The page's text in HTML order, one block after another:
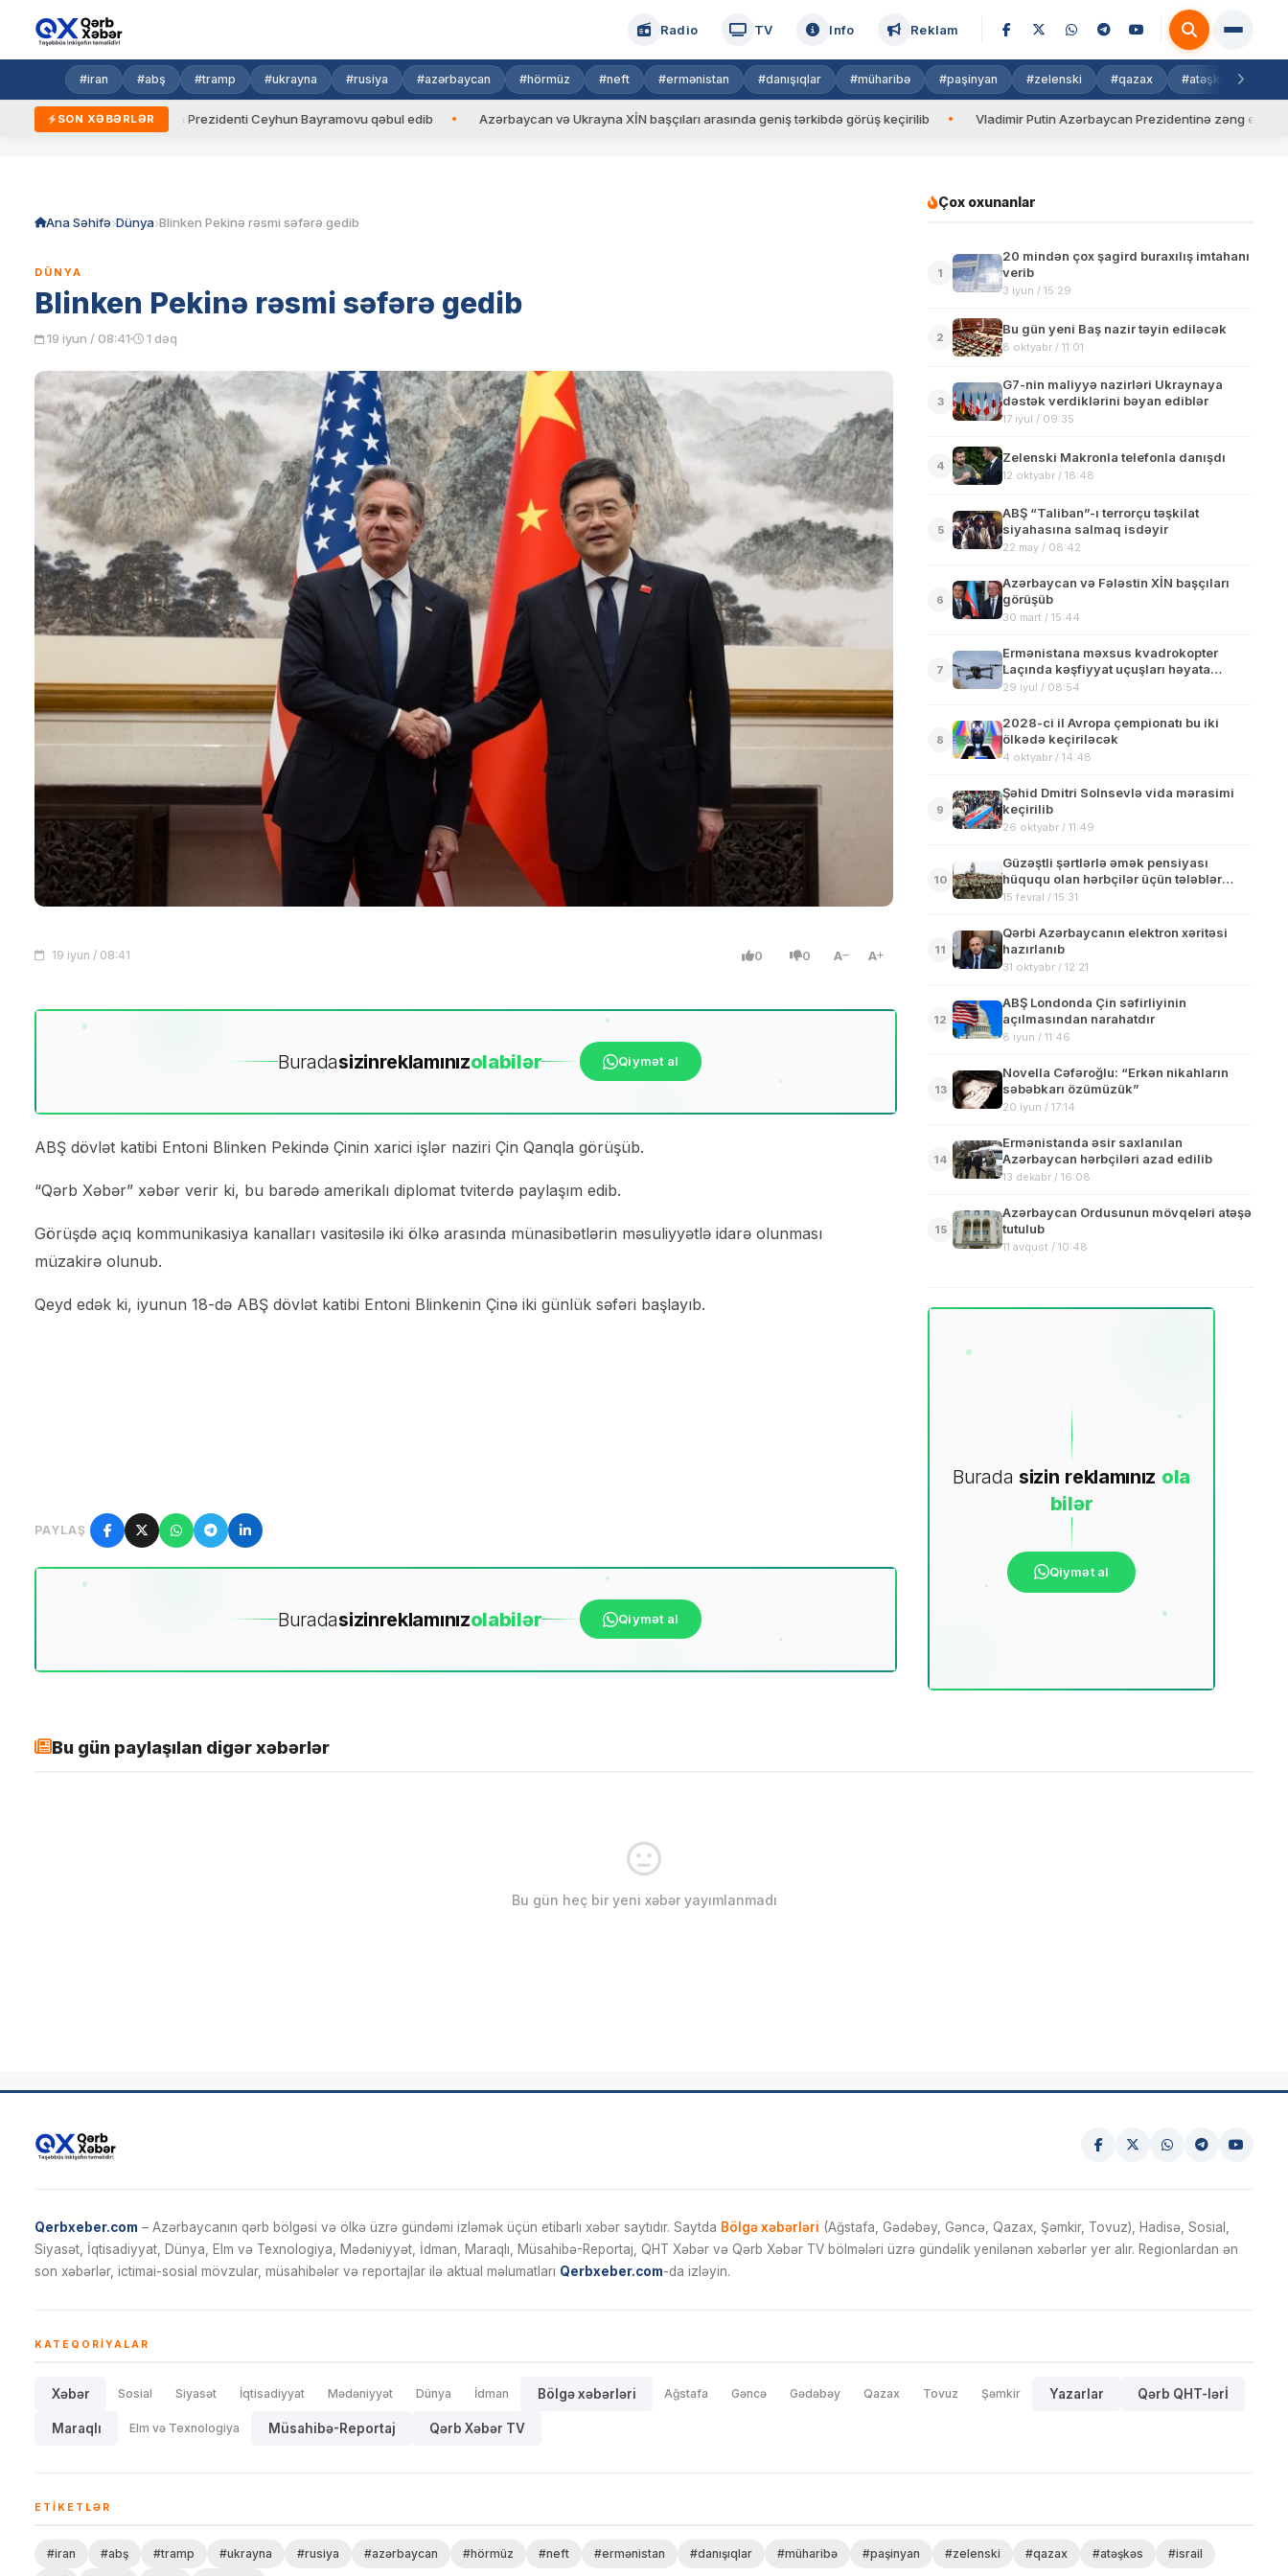
Radio TV Info Reklam
#iran #abş #tramp #ukrayna #rusiya #azərbaycan #hörmüz #neft #ermənistan #danışıqlar #müharibə #paşinyan #zelenski #qazax #atəşkəs
SON XƏBƏRLƏR
Ukrayna Prezidenti Ceyhun Bayramovu qəbul edib Azərbaycan və Ukrayna XİN başçıları arasında geniş tərkibdə görüş keçirilib Vladimir Putin Azərbaycan Prezidentinə zəng edib
Ana Səhifə Dünya Blinken Pekinə rəsmi səfərə gedib
DÜNYA
Blinken Pekinə rəsmi səfərə gedib
19 iyun / 08:41 1 dəq
19 iyun / 08:41 0 0 A A
Buradasizinreklamınızolabilər Qiymət al
ABŞ dövlət katibi Entoni Blinken Pekində Çinin xarici işlər naziri Çin Qanqla görüşüb.
“Qərb Xəbər” xəbər verir ki, bu barədə amerikalı diplomat tviterdə paylaşım edib.
Görüşdə açıq kommunikasiya kanalları vasitəsilə iki ölkə arasında münasibətlərin məsuliyyətlə idarə olunması
müzakirə olunub.
Qeyd edək ki, iyunun 18-də ABŞ dövlət katibi Entoni Blinkenin Çinə iki günlük səfəri başlayıb.
PAYLAŞ
Buradasizinreklamınızolabilər Qiymət al
Çox oxunanlar
1
20 mindən çox şagird buraxılış imtahanı
verib
3 iyun / 15:29
2
Bu gün yeni Baş nazir təyin ediləcək
8 oktyabr / 11:01
3
G7-nin maliyyə nazirləri Ukraynaya
dəstək verdiklərini bəyan ediblər
17 iyul / 09:35
4
Zelenski Makronla telefonla danışdı
12 oktyabr / 18:48
5
ABŞ “Taliban”-ı terrorçu təşkilat
siyahasına salmaq isdəyir
22 may / 08:42
6
Azərbaycan və Fələstin XİN başçıları
görüşüb
30 mart / 15:44
7
Ermənistana məxsus kvadrokopter
Laçında kəşfiyyat uçuşları həyata
keçirməyə cəhd edib
29 iyul / 08:54
8
2028-ci il Avropa çempionatı bu iki
ölkədə keçiriləcək
4 oktyabr / 14:48
9
Şəhid Dmitri Solnsevlə vida mərasimi
keçirilib
26 oktyabr / 11:49
10
Güzəştli şərtlərlə əmək pensiyası
hüququ olan hərbçilər üçün tələblər
dəyişib
15 fevral / 15:31
11
Qərbi Azərbaycanın elektron xəritəsi
hazırlanıb
31 oktyabr / 12:21
12
ABŞ Londonda Çin səfirliyinin
açılmasından narahatdır
8 iyun / 11:46
13
Novella Cəfəroğlu: “Erkən nikahların
səbəbkarı özümüzük”
20 iyun / 17:14
14
Ermənistanda əsir saxlanılan
Azərbaycan hərbçiləri azad edilib
13 dekabr / 16:08
15
Azərbaycan Ordusunun mövqeləri atəşə
tutulub
11 avqust / 10:48
Burada sizin reklamınız ola
bilər
Qiymət al
Bu gün paylaşılan digər xəbərlər
Bu gün heç bir yeni xəbər yayımlanmadı
Qerbxeber.com – Azərbaycanın qərb bölgəsi və ölkə üzrə gündəmi izləmək üçün etibarlı xəbər saytıdır. Saytda Bölgə xəbərləri (Ağstafa, Gədəbəy, Gəncə, Qazax, Şəmkir, Tovuz), Hadisə, Sosial,
Siyasət, İqtisadiyyat, Dünya, Elm və Texnologiya, Mədəniyyət, İdman, Maraqlı, Müsahibə-Reportaj, QHT Xəbər və Qərb Xəbər TV bölmələri üzrə gündəlik yenilənən xəbərlər yer alır. Regionlardan ən
son xəbərlər, ictimai-sosial mövzular, müsahibələr və reportajlar ilə aktual məlumatları Qerbxeber.com-da izləyin.
KATEQORIYALAR
Xəbər Sosial Siyasət İqtisadiyyat Mədəniyyət Dünya İdman Bölgə xəbərləri Ağstafa Gəncə Gədəbəy Qazax Tovuz Şəmkir Yazarlar Qərb QHT-lərİ
Maraqlı Elm və Texnologiya Müsahibə-Reportaj Qərb Xəbər TV
ETIKETLƏR
#iran #abş #tramp #ukrayna #rusiya #azərbaycan #hörmüz #neft #ermənistan #danışıqlar #müharibə #paşinyan #zelenski #qazax #atəşkəs
#israil